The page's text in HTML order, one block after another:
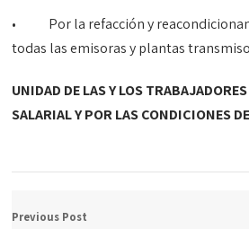
• Por la refacción y
todas las emisoras y plantas
UNIDAD DE LAS Y LOS
SALARIAL Y POR LAS CONDICIONES
Previous Post